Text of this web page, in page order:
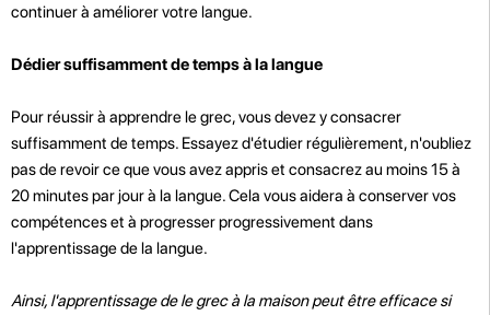
continuer à améliorer votre langue.
Dédier suffisamment de temps à la langue
Pour réussir à apprendre le grec, vous devez y consacrer
suffisamment de temps. Essayez d'étudier régulièrement, n'oubliez
pas de revoir ce que vous avez appris et consacrez au moins 15 à
20 minutes par jour à la langue. Cela vous aidera à conserver vos
compétences et à progresser progressivement dans
l'apprentissage de la langue.
Ainsi, l'apprentissage de le grec à la maison peut être efficace si